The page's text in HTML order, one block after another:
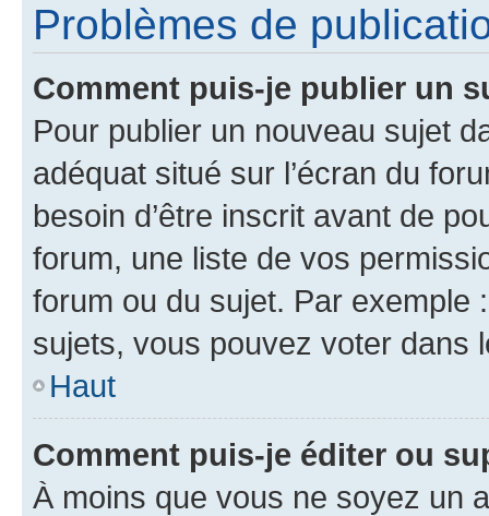
Problèmes de
Comment puis-je publier un
Pour publier un nouveau sujet
adéquat situé sur l’écran du
besoin d’être inscrit avant de
forum, une liste de vos
forum ou du sujet. Par exemple
sujets, vous pouvez voter dans
Haut
Comment puis-je éditer ou
À moins que vous ne soyez un